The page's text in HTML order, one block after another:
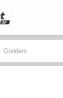
Gündem